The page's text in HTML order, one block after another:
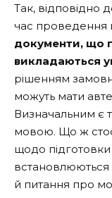
Так, відповідно
час проведення
документи, що
викладаються
рішенням
можуть мати
Визначальним є
мовою. Що ж
щодо
й питання про